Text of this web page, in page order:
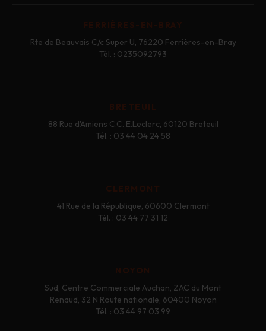
FERRIÈRES-EN-BRAY
Rte de Beauvais C/c Super U, 76220 Ferrières-en-Bray
Tél. : 0235092793
BRETEUIL
88 Rue d'Amiens C.C. E.Leclerc, 60120 Breteuil
Tél. : 03 44 04 24 58
CLERMONT
41 Rue de la République, 60600 Clermont
Tél. : 03 44 77 31 12
NOYON
Sud, Centre Commerciale Auchan, ZAC du Mont
Renaud, 32 N Route nationale, 60400 Noyon
Tél. : 03 44 97 03 99